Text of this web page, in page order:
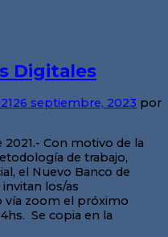
Digitales
26 septiembre, 2023 por
Con motivo de la
de trabajo,
el Nuevo Banco de
invitan los/as
vía zoom el próximo
Se copia en la